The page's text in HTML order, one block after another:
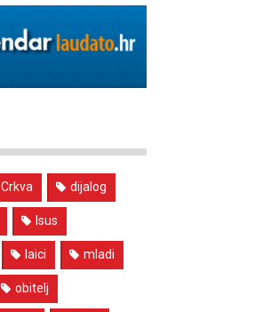
Crkva dijalog
Isus
laici mladi
obitelj